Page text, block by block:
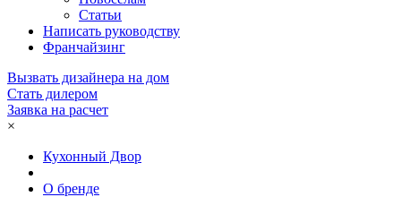
Статьи
Написать руководству
Франчайзинг
Вызвать дизайнера на дом
Стать дилером
Заявка на расчет
×
Кухонный Двор
О бренде